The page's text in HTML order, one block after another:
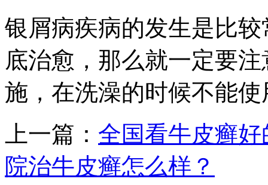
银屑病疾病的发生是比
底治愈，那么就一定要
施，在洗澡的时候不能
上一篇： 全国看牛皮癣
院治牛皮癣怎么样？